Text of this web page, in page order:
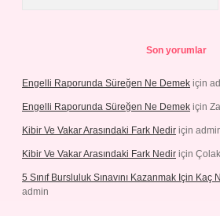
Son yorumlar
Engelli Raporunda Süreğen Ne Demek için
Engelli Raporunda Süreğen Ne Demek için
Kibir Ve Vakar Arasındaki Fark Nedir için
Kibir Ve Vakar Arasındaki Fark Nedir için Çolak
5 Sınıf Bursluluk Sınavını Kazanmak Için Kaç
admin